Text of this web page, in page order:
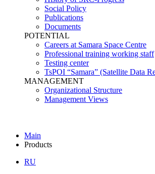
Social Policy
Publications
Documents
POTENTIAL
Careers at Samara Space Centre
Professional training working staff
Testing center
TsPOI “Samara” (Satellite Data
MANAGEMENT
Organizational Structure
Management Views
Main
Products
RU